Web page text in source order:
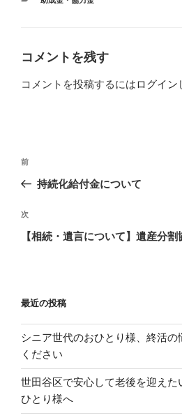
ー
コメントを残す
コメントを投稿するにはログイン
投
ビ
ゲ
ン
過
去
投
稿
前
持続化給付金について
次
の
次
【相続・遺言について】遺産分
最近の投稿
シニア世代のおひとり様、終活の
ください
世田谷区で安心して老後を迎えた
ひとり様へ